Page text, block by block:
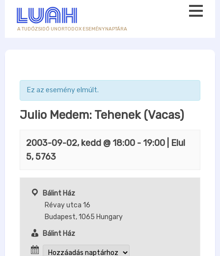
A TUDÓZSIDÓ UNORTODOX ESEMÉNYNAPTÁRA
Ez az esemény elmúlt.
Julio Medem: Tehenek (Vacas)
2003-09-02, kedd @ 18:00 - 19:00 | Elul
5, 5763
Bálint Ház
Révay utca 16
Budapest,1065 Hungary
Bálint Ház